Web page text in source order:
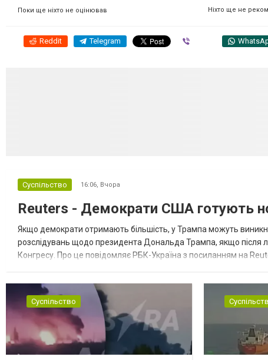
Поки ще ніхто не оцінював Ніхто ще не
Reddit Telegram
Суспільство 16:06, Вчора
Reuters - Демократи США готують
Якщо демократи отримають більшість, у Трампа можуть
розслідувань щодо президента Дональда Трампа, якщо після
Конгресу. Про це повідомляє РБК-Україна з посиланням на
Суспільство